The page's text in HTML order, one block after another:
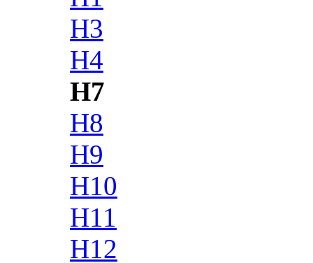
H3
H4
H7
H8
H9
H10
H11
H12